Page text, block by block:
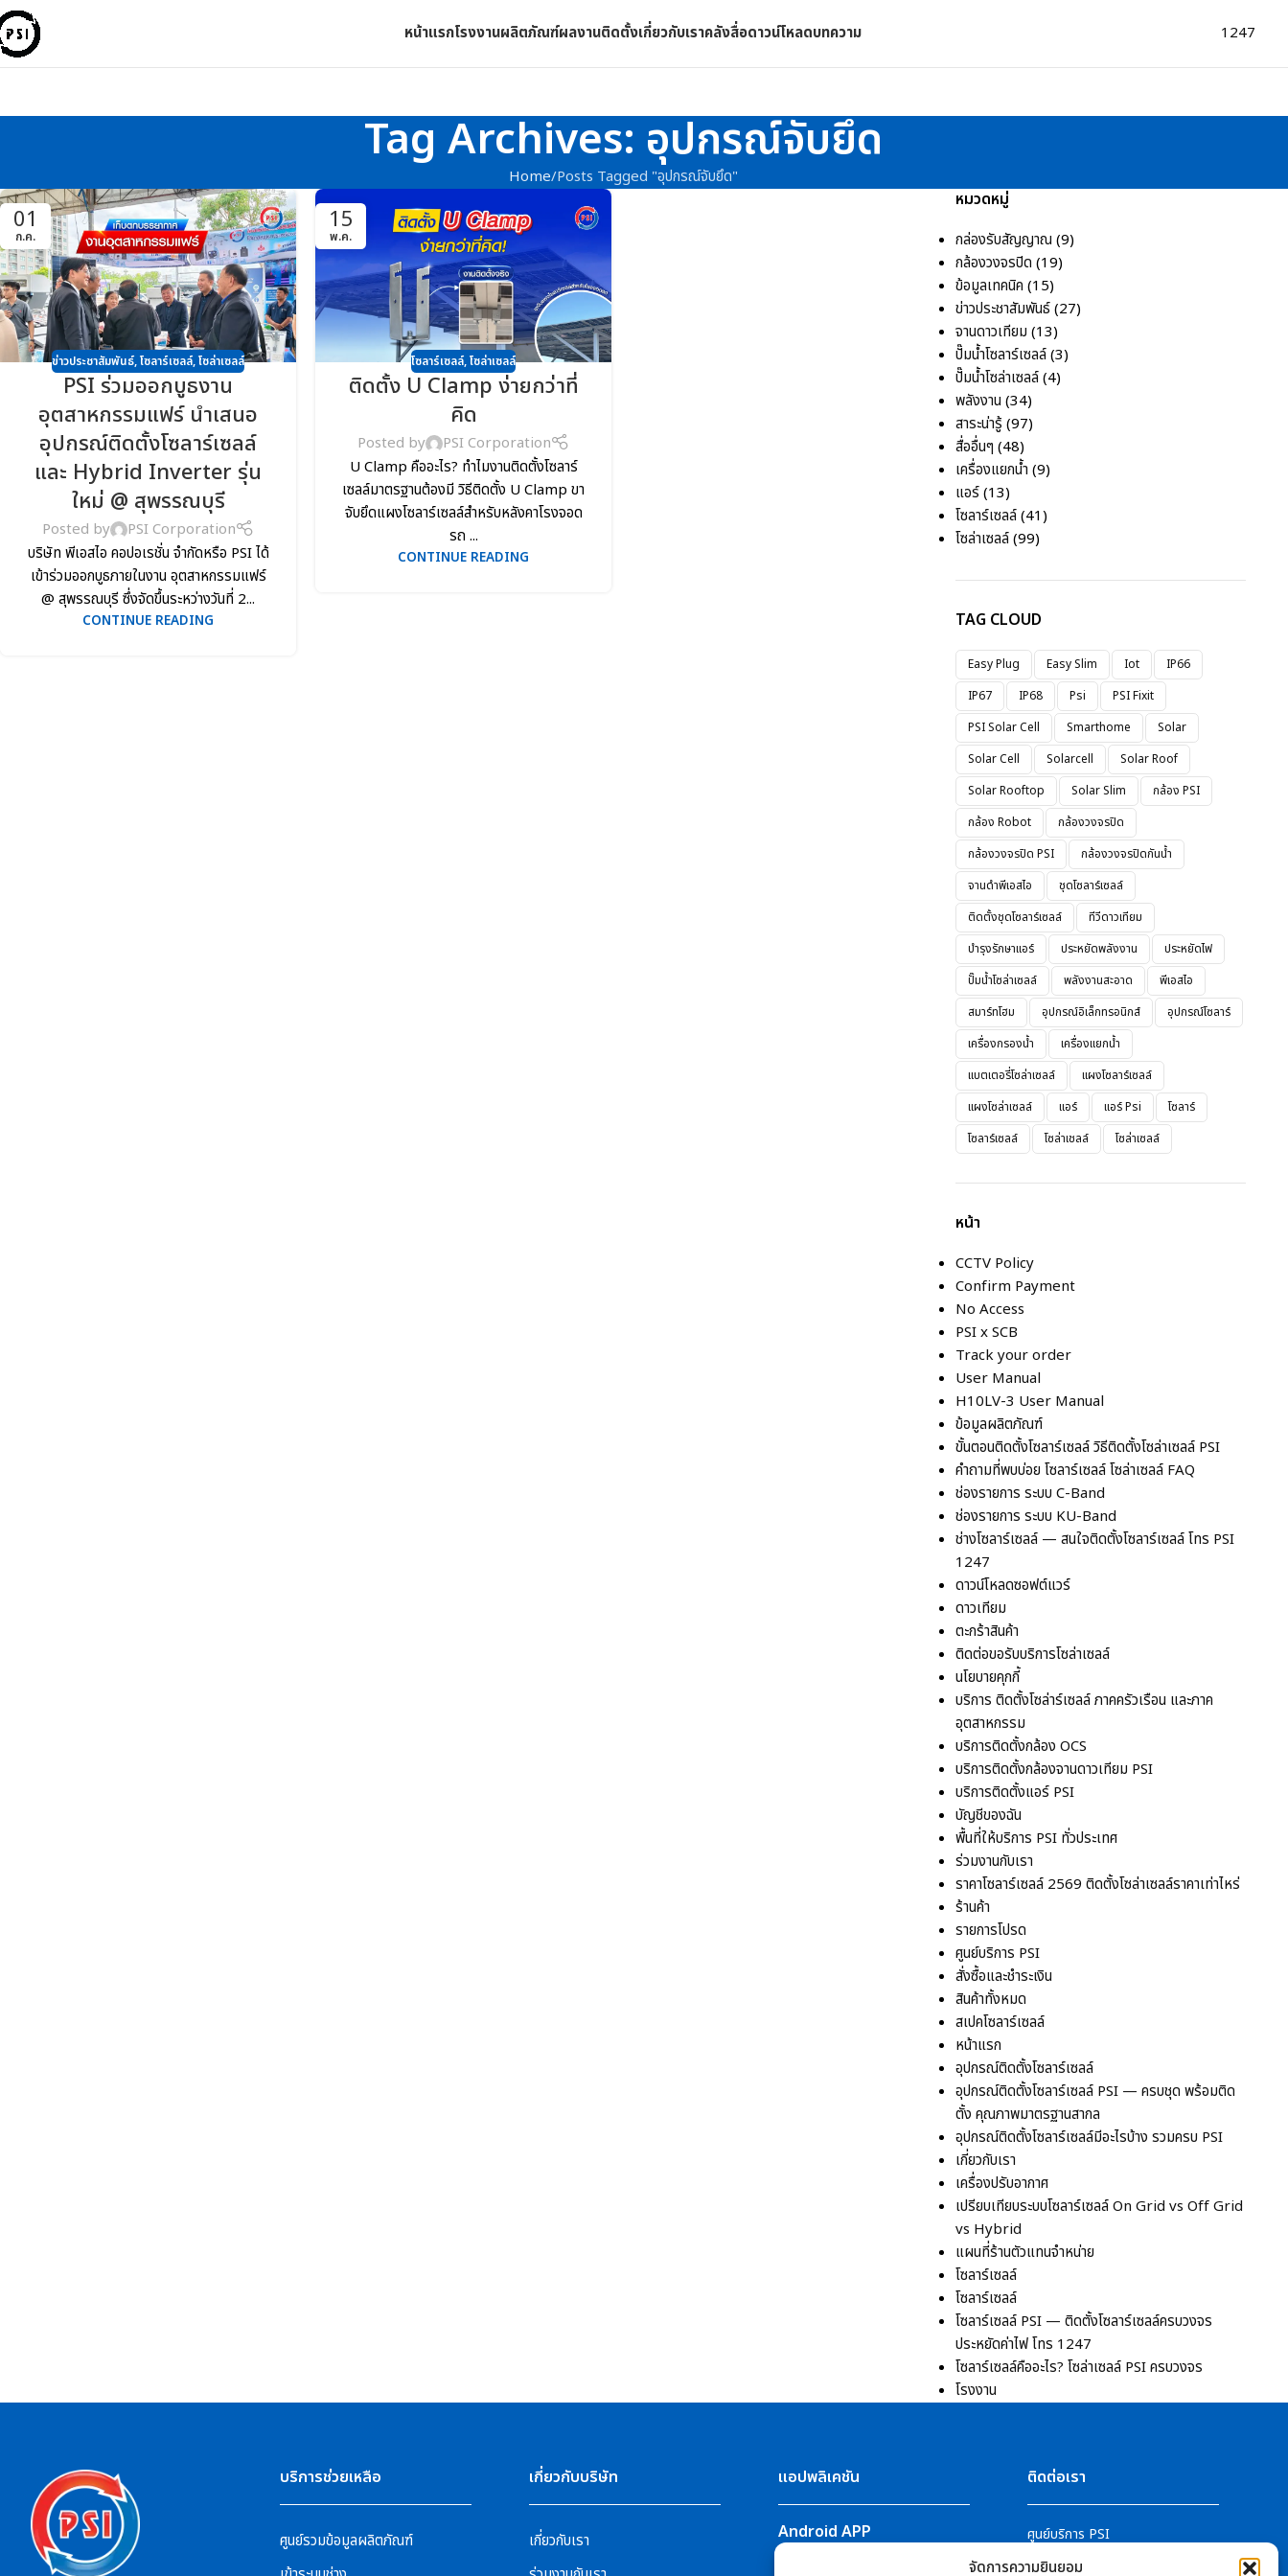
จัดการความยินยอม
หน้าแรกโรงงานผลิตภัณฑ์ผลงานติดตั้งเกี่ยวกับเราคลังสื่อดาวน์โหลดบทความ 1247
Tag Archives: อุปกรณ์จับยึด
Home Posts Tagged "อุปกรณ์จับยึด"
01
ก.ค.
ข่าวประชาสัมพันธ์,โซลาร์เซลล์,โซล่าเซลล์
PSI ร่วมออกบูธงาน
อุตสาหกรรมแฟร์ นำเสนอ
อุปกรณ์ติดตั้งโซลาร์เซลล์
และ Hybrid Inverter รุ่น
ใหม่ @ สุพรรณบุรี
Posted by
PSI Corporation
บริษัท พีเอสไอ คอปอเรชั่น จำกัดหรือ PSI ได้
เข้าร่วมออกบูธภายในงาน อุตสาหกรรมแฟร์
@ สุพรรณบุรี ซึ่งจัดขึ้นระหว่างวันที่ 2...
CONTINUE READING
15
พ.ค.
โซลาร์เซลล์,โซล่าเซลล์
ติดตั้ง U Clamp ง่ายกว่าที่
คิด
Posted by
PSI Corporation
U Clamp คืออะไร? ทำไมงานติดตั้งโซลาร์
เซลล์มาตรฐานต้องมี วิธีติดตั้ง U Clamp ขา
จับยึดแผงโซลาร์เซลล์สำหรับหลังคาโรงจอด
รถ ...
CONTINUE READING
หมวดหมู่
กล่องรับสัญญาณ (9)
กล้องวงจรปิด (19)
ข้อมูลเทคนิค (15)
ข่าวประชาสัมพันธ์(27)
จานดาวเทียม (13)
ปั๊มน้ำโซลาร์เซลล์(3)
ปั๊มน้ำโซล่าเซลล์(4)
พลังงาน (34)
สาระน่ารู้ (97)
สื่ออื่นๆ (48)
เครื่องแยกน้ำ (9)
แอร์(13)
โซลาร์เซลล์(41)
โซล่าเซลล์(99)
TAG CLOUD
Easy Plug Easy Slim Iot
IP66
IP67
IP68 Psi
PSI Fixit
PSI Solar Cell
Smarthome
Solar
Solar Cell
Solarcell
Solar Roof
Solar Rooftop
Solar Slim
กล้อง PSI
กล้อง Robot
กล้องวงจรปิด
กล้องวงจรปิด PSI
กล้องวงจรปิดกันน้ำ
จานดำพีเอสไอ
ชุดโซลาร์เซลล์
ติดตั้งชุดโซลาร์เซลล์
ทีวีดาวเทียม
บำรุงรักษาแอร์
ประหยัดพลังงาน
ประหยัดไฟ
ปั๊มน้ำโซล่าเซลล์
พลังงานสะอาด
พีเอสไอ
สมาร์ทโฮม
อุปกรณ์อิเล็กทรอนิกส์
อุปกรณ์โซลาร์
เครื่องกรองน้ำ
เครื่องแยกน้ำ
แบตเตอรี่โซล่าเซลล์
แผงโซลาร์เซลล์
แผงโซล่าเซลล์
แอร์ แอร์ Psi
โซลาร์
โซลาร์เซลล์
โซล่าเชลล์ โซล่าเซลล์
หน้า
CCTV Policy
Confirm Payment
No Access
PSI x SCB
Track your order
User Manual
H10LV-3 User Manual
ข้อมูลผลิตภัณฑ์
ขั้นตอนติดตั้งโซลาร์เซลล์ วิธีติดตั้งโซล่าเซลล์ PSI
คำถามที่พบบ่อย โซลาร์เซลล์ โซล่าเซลล์ FAQ
ช่องรายการ ระบบ C-Band
ช่องรายการ ระบบ KU-Band
ช่างโซลาร์เซลล์ — สนใจติดตั้งโซลาร์เซลล์ โทร PSI
1247
ดาวน์โหลดซอฟต์แวร์
ดาวเทียม
ตะกร้าสินค้า
ติดต่อขอรับบริการโซล่าเซลล์
นโยบายคุกกี้
บริการ ติดตั้งโซล่าร์เซลล์ ภาคครัวเรือน และภาค
อุตสาหกรรม
บริการติดตั้งกล้อง OCS
บริการติดตั้งกล้องจานดาวเทียม PSI
บริการติดตั้งแอร์ PSI
บัญชีของฉัน
พื้นที่ให้บริการ PSI ทั่วประเทศ
ร่วมงานกับเรา
ราคาโซลาร์เซลล์ 2569 ติดตั้งโซล่าเซลล์ราคาเท่าไหร่
ร้านค้า
รายการโปรด
ศูนย์บริการ PSI
สั่งซื้อและชำระเงิน
สินค้าทั้งหมด
สเปคโซลาร์เซลล์
หน้าแรก
อุปกรณ์ติดตั้งโซลาร์เซลล์
อุปกรณ์ติดตั้งโซลาร์เซลล์ PSI — ครบชุด พร้อมติด
ตั้ง คุณภาพมาตรฐานสากล
อุปกรณ์ติดตั้งโซลาร์เซลล์มีอะไรบ้าง รวมครบ PSI
เกี่ยวกับเรา
เครื่องปรับอากาศ
เปรียบเทียบระบบโซลาร์เซลล์ On Grid vs Off Grid
vs Hybrid
แผนที่ร้านตัวแทนจำหน่าย
โซลาร์เซลล์
โซลาร์เซลล์
โซลาร์เซลล์ PSI — ติดตั้งโซลาร์เซลล์ครบวงจร
ประหยัดค่าไฟ โทร 1247
โซลาร์เซลล์คืออะไร? โซล่าเซลล์ PSI ครบวงจร
โรงงาน
บริการช่วยเหลือ
ศูนย์รวมข้อมูลผลิตภัณฑ์
เกี่ยวกับบริษัท
เกี่ยวกับเรา
แอปพลิเคชัน
Android APP
ติดต่อเรา
ศูนย์บริการ PSI